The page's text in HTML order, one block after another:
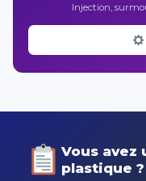
Injection,
Vous avez
plastique ?